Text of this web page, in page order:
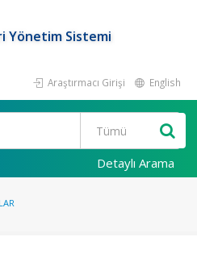
Yönetim Sistemi
Araştırmacı Girişi English
Detaylı Arama